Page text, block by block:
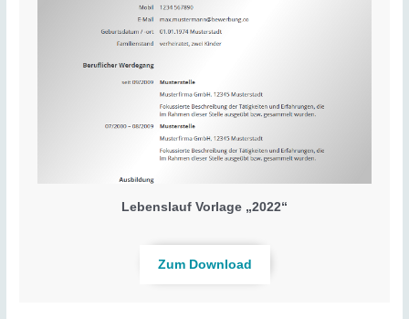
Lebenslauf Vorlage „2022“
Zum Download